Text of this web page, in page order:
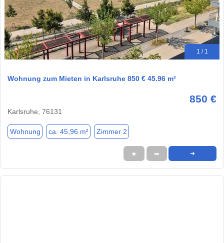
1 / 1
Wohnung zum Mieten in Karlsruhe 850 € 45.96 m²
850 €
Karlsruhe, 76131
Wohnung ca. 45,96 m² Zimmer 2
★ ➦ ➜